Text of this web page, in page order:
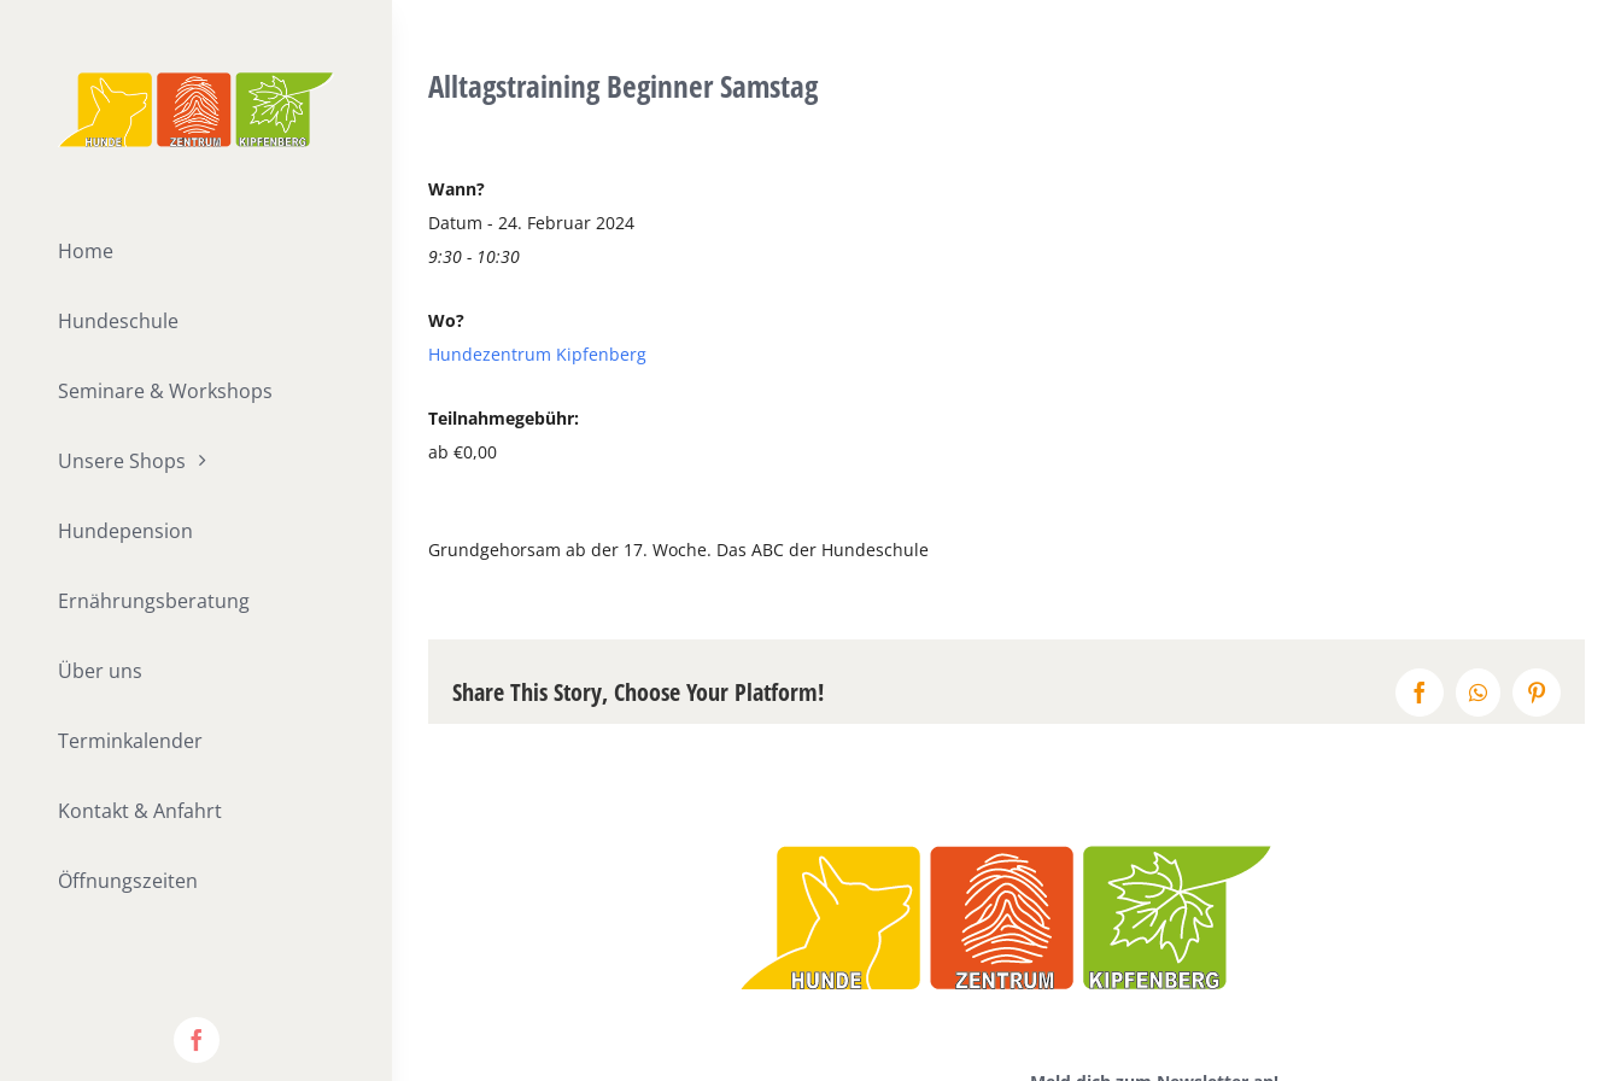
Home
Hundeschule
Seminare & Workshops
Unsere Shops
Hundepension
Ernährungsberatung
Über uns
Terminkalender
Kontakt & Anfahrt
Öffnungszeiten
Alltagstraining Beginner Samstag
Wann?
Datum - 24. Februar 2024
9:30 - 10:30
Wo?
Hundezentrum Kipfenberg
Teilnahmegebühr:
ab €0,00
Grundgehorsam ab der 17. Woche. Das ABC der Hundeschule
Share This Story, Choose Your Platform! FacebookWhatsAppPinterest